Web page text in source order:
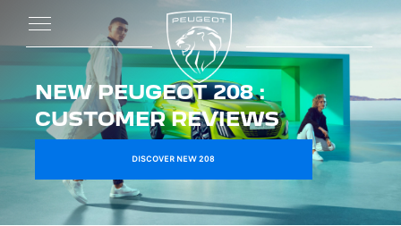
NEW PEUGEOT 208 :
CUSTOMER REVIEWS
DISCOVER NEW 208